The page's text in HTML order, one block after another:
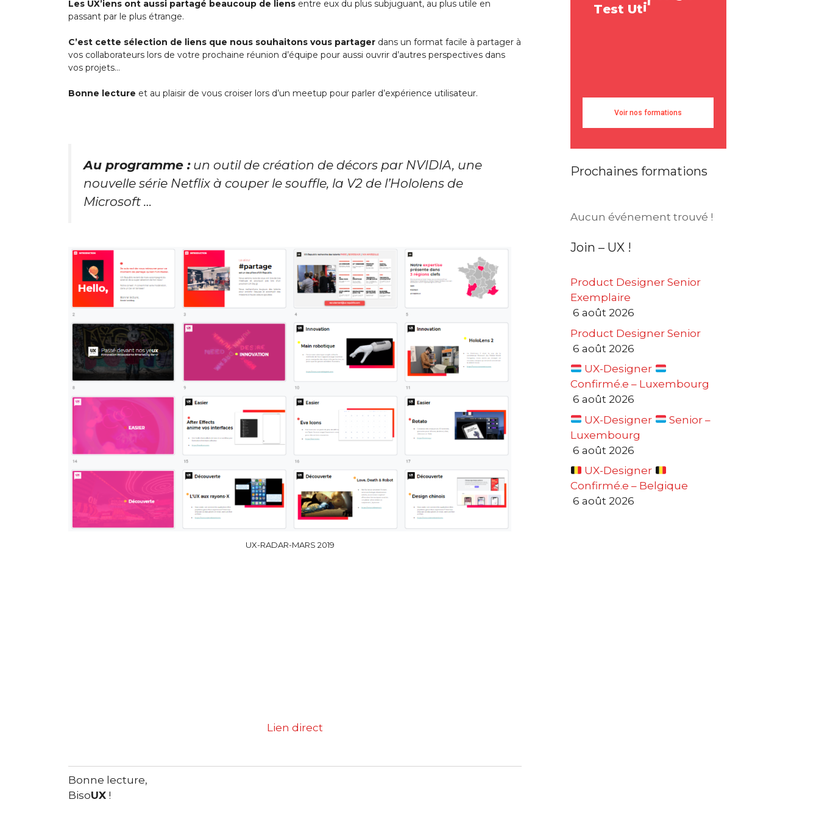
Les UX’iens ont aussi partagé beaucoup de liens entre eux du plus subjuguant, au plus utile en
passant par le plus étrange.
C’est cette sélection de liens que nous souhaitons vous partager dans un format facile à partager à
vos collaborateurs lors de votre prochaine réunion d’équipe pour aussi ouvrir d’autres perspectives dans
vos projets…
Bonne lecture et au plaisir de vous croiser lors d’un meetup pour parler d’expérience utilisateur.
Au programme :un outil de création de décors par NVIDIA, une
nouvelle série Netflix à couper le souffle, la V2 de l’Hololens de
Microsoft …
UX-RADAR-MARS 2019
Lien direct
Bonne lecture,
BisoUX !
Test Util
Voir nos formations
Prochaines formations
Aucun événement trouvé !
Join – UX !
Product Designer Senior
Exemplaire
6 août 2026
Product Designer Senior
6 août 2026
UX-Designer
Confirmé.e – Luxembourg
6 août 2026
UX-Designer
Senior –
Luxembourg
6 août 2026
UX-Designer
Confirmé.e – Belgique
6 août 2026